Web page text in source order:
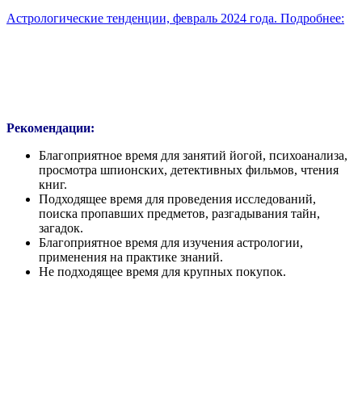
Астрологические тенденции, февраль 2024 года. Подробнее:
Рекомендации:
Благоприятное время для занятий йогой, психоанализа,
просмотра шпионских, детективных фильмов, чтения
книг.
Подходящее время для проведения исследований,
поиска пропавших предметов, разгадывания тайн,
загадок.
Благоприятное время для изучения астрологии,
применения на практике знаний.
Не подходящее время для крупных покупок.